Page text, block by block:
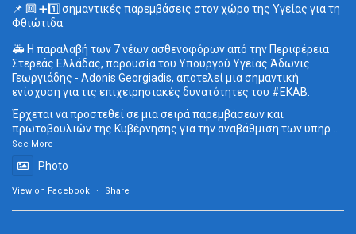
📌 🔟 ➕1️⃣ σημαντικές παρεμβάσεις στον χώρο της Υγείας για τη
Φθιώτιδα.
🚑 Η παραλαβή των 7 νέων ασθενοφόρων από την Περιφέρεια
Στερεάς Ελλάδας, παρουσία του Υπουργού Υγείας Άδωνις
Γεωργιάδης - Adonis Georgiadis, αποτελεί μια σημαντική
ενίσχυση για τις επιχειρησιακές δυνατότητες του #ΕΚΑΒ.
Έρχεται να προστεθεί σε μια σειρά παρεμβάσεων και
πρωτοβουλιών της Κυβέρνησης για την αναβάθμιση των υπηρ ...
See More
Photo
View on Facebook · Share